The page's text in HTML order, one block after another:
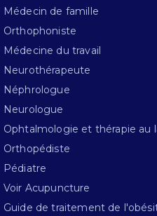
Médecin de famille
Orthophoniste
Médecine du travail
Neurothérapeute
Néphrologue
Neurologue
Ophtalmologie et thérapie au
Orthopédiste
Pédiatre
Voir Acupuncture
Guide de traitement de